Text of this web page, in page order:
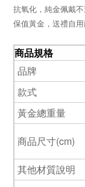
抗氧化，純金佩戴不
保值黃金，送禮自用
商品規格
品牌
款式
黃金總重量
商品尺寸(cm)
其他材質說明